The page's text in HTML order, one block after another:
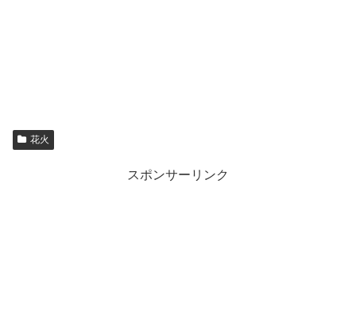
花火
スポンサーリンク